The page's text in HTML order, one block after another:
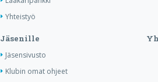
Yhteistyö
Jäsenille
Jäsensivusto
Klubin omat ohjeet